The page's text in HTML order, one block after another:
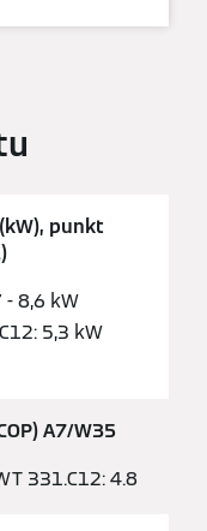
punkt
- 8,6 kW
5,3 kW
A7/W35
331.C12: 4.8